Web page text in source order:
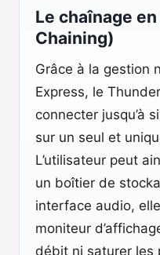
Le chaînage
Chaining)
Grâce à la gestion
Express, le
connecter jusqu’à
sur un seul et
L’utilisateur peut
un boîtier de
interface audio,
moniteur
débit ni saturer les